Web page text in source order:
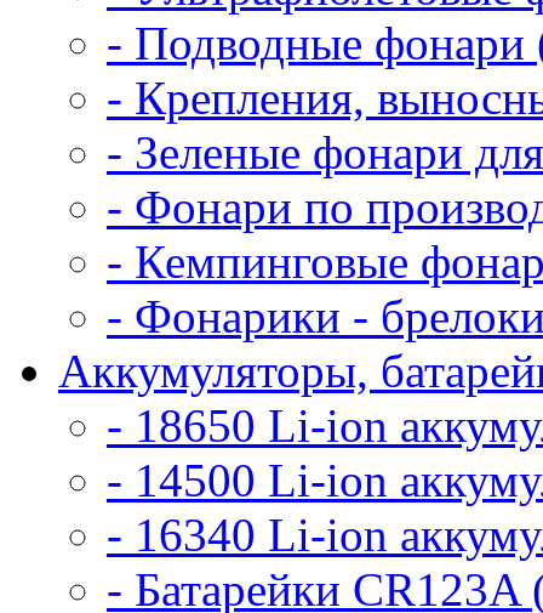
- Подводные фонари
- Крепления,
- Зеленые фонари
- Фонари по
- Кемпинговые
- Фонарики -
Аккумуляторы,
- 18650 Li-ion
- 14500 Li-ion
- 16340 Li-ion
- Батарейки CR123A